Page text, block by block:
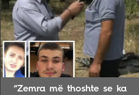
“Zemra më thoshte se ka